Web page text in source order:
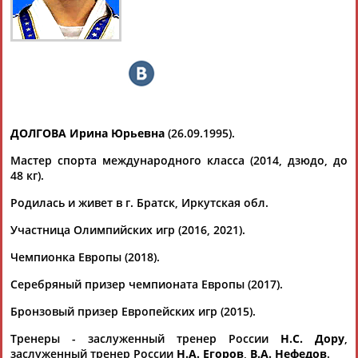
Ваш запрос: "Ирина Долгова"
Документы 1-10 из 61 найденных уникальных документов
Российские дзюдоистки стали участницами женского Форума
в Санкт-Петербурге
деятельИринаТекслер, президент "Фонда социальных,
Курбонмамадова иИрина Долгова, поделились
уникальными историями побед в считавшемся...
(Проект:Информационное агентство СТАДИОН
21.09.2024
высочайшее мастерство на Спартакиаде 2022 в Казани
...48 кг (24 участницы) фаворитами считались чемпионка
ЕвропыИрина Долгова, бронзовый призёр чемпионата
ДОЛГОВА Ирина Юрьевна (26.09.1995).
Мастер спорта международного класса (2014, дзюдо, до
48 кг).
Родилась и живет в г. Братск, Иркутская обл.
Участница Олимпийских игр (2016, 2021).
Чемпионка Европы (2018).
Серебряный призер чемпионата Европы (2017).
Бронзовый призер Европейских игр (2015).
Тренеры - заслуженный тренер России Н.С. Дору,
заслуженный тренер России Н.А. Егоров, В.А. Нефедов.